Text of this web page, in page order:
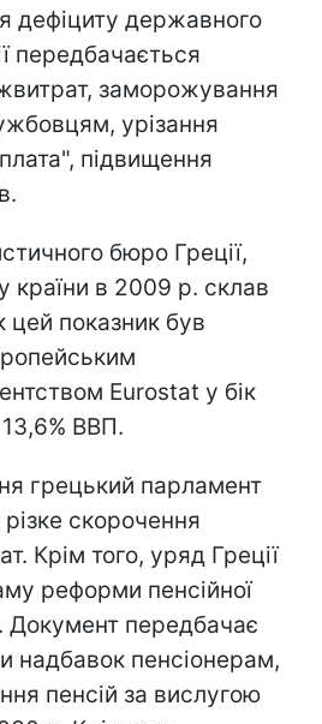
дефіциту державного
передбачається
заморожування
урізання
підвищення
бюро Греції,
країни в 2009 р. склав
цей показник був
Eurostat у бік
ВВП.
грецький парламент
скорочення
Крім того, уряд Греції
реформи пенсійної
Документ передбачає
надбавок пенсіонерам,
пенсій за вислугою